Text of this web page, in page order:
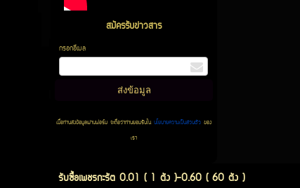
สมัครรับข่าวสาร
กรอกอีเมล
เมื่อท่านส่งข้อมูลผ่านฟอร์ม จะถือว่าท่านยอมรับในนโยบายความเป็นส่วนตัวของ
เรา
รับซื้อเพชรกะรัต 0.01 ( 1 ตัง )-0.60 ( 60 ตัง )